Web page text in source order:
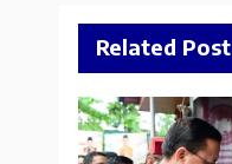
Related Post